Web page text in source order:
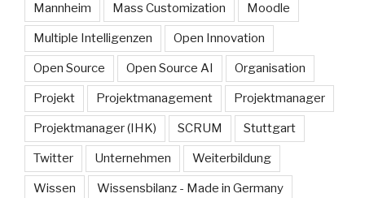
Mannheim Mass Customization Moodle
Multiple Intelligenzen Open Innovation
Open Source Open Source AI Organisation
Projekt Projektmanagement Projektmanager
Projektmanager (IHK) SCRUM Stuttgart
Twitter Unternehmen Weiterbildung
Wissen Wissensbilanz - Made in Germany